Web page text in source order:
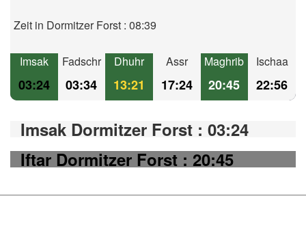
Zeit in Dormitzer Forst : 08:39
Imsak
03:24
Fadschr
03:34
Dhuhr
13:21
Assr
17:24
Maghrib
20:45
Ischaa
22:56
Imsak Dormitzer Forst : 03:24
Iftar Dormitzer Forst : 20:45